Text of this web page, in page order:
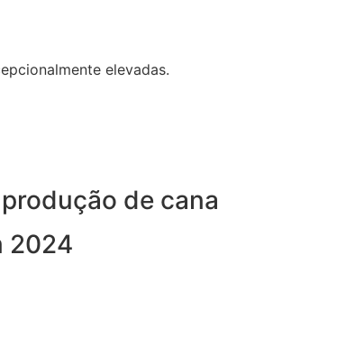
elevadas.
de cana
2024